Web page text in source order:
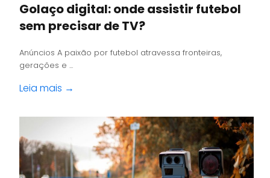
Golaço digital: onde assistir futebol
sem precisar de TV?
Anúncios A paixão por futebol atravessa fronteiras,
gerações e ...
Leia mais →